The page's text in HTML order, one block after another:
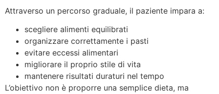
Attraverso un percorso graduale, il paziente impara a:
scegliere alimenti equilibrati
organizzare correttamente i pasti
evitare eccessi alimentari
migliorare il proprio stile di vita
mantenere risultati duraturi nel tempo
L’obiettivo non è proporre una semplice dieta, ma